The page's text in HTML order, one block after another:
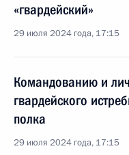
«гвардейский»
29 июля 2024 года, 17:15
Командованию и
гвардейского
полка
29 июля 2024 года, 17:15